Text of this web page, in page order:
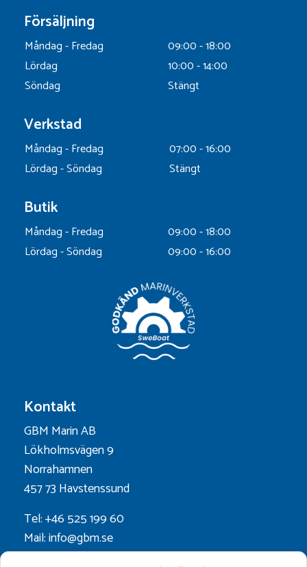
Försäljning
Måndag - Fredag
09:00 - 18:00
Lördag
10:00 - 14:00
Söndag
Stängt
Verkstad
Måndag - Fredag
07:00 - 16:00
Lördag - Söndag
Stängt
Butik
Måndag - Fredag
09:00 - 18:00
Lördag - Söndag
09:00 - 16:00
Kontakt
GBM Marin AB
Lökholmsvägen 9
Norrahamnen
457 73 Havstenssund
Tel: +46 525 199 60
Mail: info@gbm.se